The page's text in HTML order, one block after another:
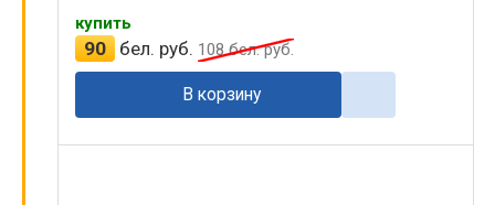
купить
90 бел. руб. 108бел. руб.
В корзину